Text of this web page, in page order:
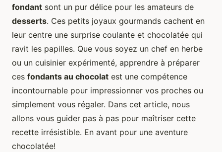
fondant sont un pur délice pour les amateurs de
desserts. Ces petits joyaux gourmands cachent en
leur centre une surprise coulante et chocolatée qui
ravit les papilles. Que vous soyez un chef en herbe
ou un cuisinier expérimenté, apprendre à préparer
ces fondants au chocolat est une compétence
incontournable pour impressionner vos proches ou
simplement vous régaler. Dans cet article, nous
allons vous guider pas à pas pour maîtriser cette
recette irrésistible. En avant pour une aventure
chocolatée!